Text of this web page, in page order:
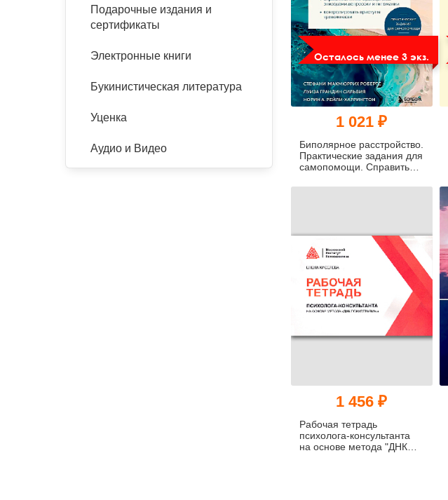
Осталось менее 3 экз.
1 021 ₽
Биполярное расстройство.
Практические задания для
самопомощи. Справиться
эпизодами депрессии и
1 456 ₽
Рабочая тетрадь
психолога-консультанта
на основе метода "ДНК
Подарочные издания и
сертификаты
Электронные книги
Букинистическая литература
Уценка
Аудио и Видео